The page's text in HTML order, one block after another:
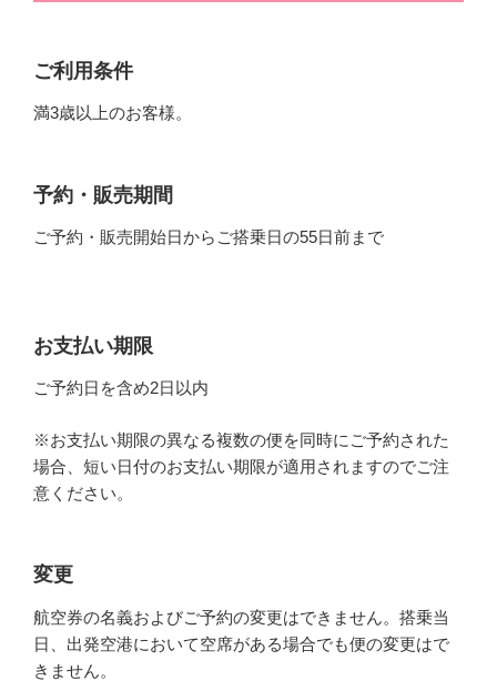
ご利用条件
満3歳以上のお客様。
予約・販売期間
ご予約・販売開始日からご搭乗日の55日前まで
お支払い期限
ご予約日を含め2日以内
※お支払い期限の異なる複数の便を同時にご予約された
場合、短い日付のお支払い期限が適用されますのでご注
意ください。
変更
航空券の名義およびご予約の変更はできません。搭乗当
日、出発空港において空席がある場合でも便の変更はで
きません。